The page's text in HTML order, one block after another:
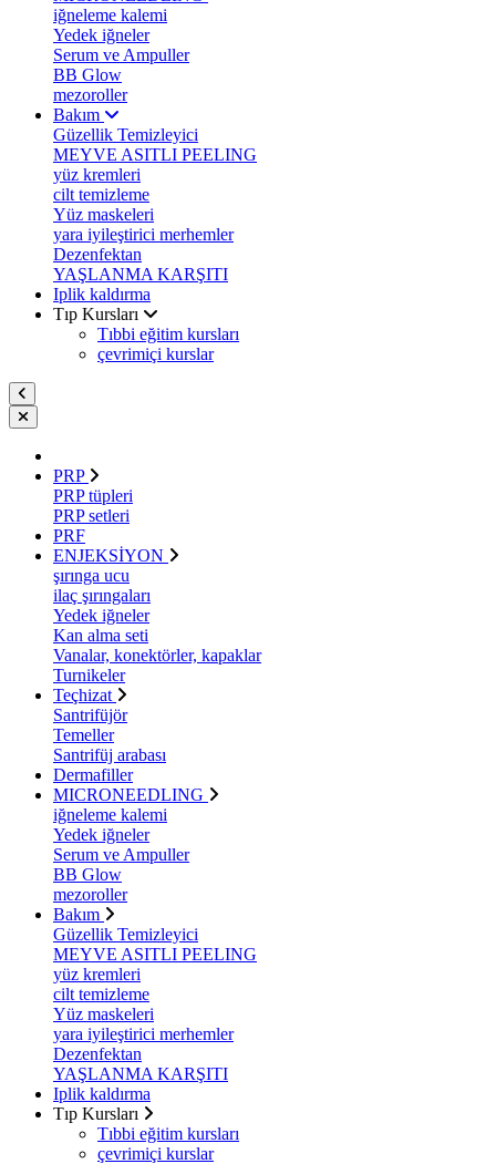
iğneleme kalemi
Yedek iğneler
Serum ve Ampuller
BB Glow
mezoroller
Bakım
Güzellik Temizleyici
MEYVE ASITLI PEELING
yüz kremleri
cilt temizleme
Yüz maskeleri
yara iyileştirici merhemler
Dezenfektan
YAŞLANMA KARŞITI
Iplik kaldırma
Tıp Kursları
Tıbbi eğitim kursları
çevrimiçi kurslar
PRP
PRP tüpleri
PRP setleri
PRF
ENJEKSİYON
şırınga ucu
ilaç şırıngaları
Yedek iğneler
Kan alma seti
Vanalar, konektörler, kapaklar
Turnikeler
Teçhizat
Santrifüjör
Temeller
Santrifüj arabası
Dermafiller
MICRONEEDLING
iğneleme kalemi
Yedek iğneler
Serum ve Ampuller
BB Glow
mezoroller
Bakım
Güzellik Temizleyici
MEYVE ASITLI PEELING
yüz kremleri
cilt temizleme
Yüz maskeleri
yara iyileştirici merhemler
Dezenfektan
YAŞLANMA KARŞITI
Iplik kaldırma
Tıp Kursları
Tıbbi eğitim kursları
çevrimiçi kurslar